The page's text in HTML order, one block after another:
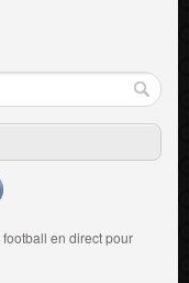
football en directpour